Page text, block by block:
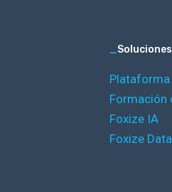
_Soluciones
Plataforma
Formación
Foxize IA
Foxize Data